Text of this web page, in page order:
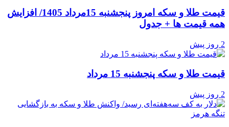
قیمت طلا و سکه امروز پنجشنبه 15مرداد 1405/ افزایش
همه قیمت ها + جدول
2 روز پیش
قیمت طلا و سکه پنجشنبه 15 مرداد
2 روز پیش